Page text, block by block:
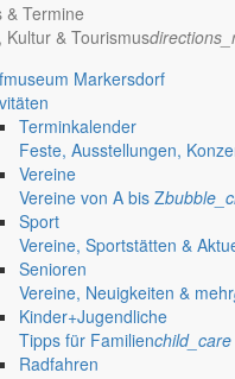
& Termine
Kultur & Tourismus
Markersdorf
Terminkalender
Feste, Ausstellungen,
Vereine
Vereine von A bis Z
Sport
Vereine, Sportstätten &
Senioren
Vereine, Neuigkeiten & mehr
Kinder+Jugendliche
Tipps für Familienchild_care
Radfahren
18:00 Uhr
17:00 Uhr
vereinbart werden.